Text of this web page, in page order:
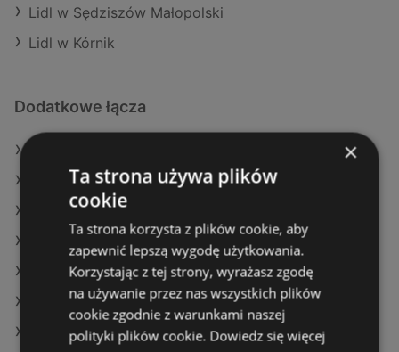
Lidl w Sędziszów Małopolski
Lidl w Kórnik
Dodatkowe łącza
Oferty Action
Oferty Stokrotka
Aktualne gazetki Selgros
Aktualne gazetki Eurocash
Aktualne gazetki SPAR
Aktualne gazetki Stokrotka
×
Ta strona używa plików
cookie
Ta strona korzysta z plików cookie, aby
zapewnić lepszą wygodę użytkowania.
Korzystając z tej strony, wyrażasz zgodę
na używanie przez nas wszystkich plików
cookie zgodnie z warunkami naszej
polityki plików cookie. Dowiedz się więcej